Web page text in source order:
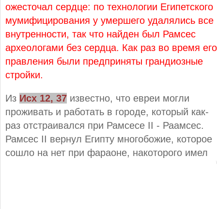
ожесточал сердце: по технологии Египетского
мумифицирования у умершего удалялись все
внутренности, так что найден был Рамсес
археологами без сердца. Как раз во время его
правления были предприняты грандиозные
стройки.
Из Исх 12, 37 известно, что евреи могли
проживать и работать в городе, который как-
раз отстраивался при Рамсесе II - Раамсес.
Рамсес II вернул Египту многобожие, которое
сошло на нет при фараоне, накоторого имел